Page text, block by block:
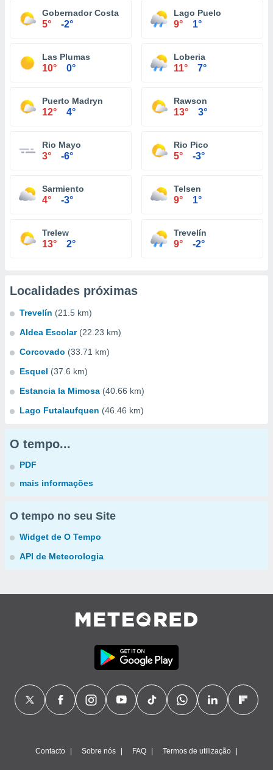
Gobernador Costa
5° -2°
Lago Puelo
9° 1°
Las Plumas
10° 0°
Loberia
11° 7°
Puerto Madryn
12° 4°
Rawson
13° 3°
Rio Mayo
3° -6°
Rio Pico
5° -3°
Sarmiento
4° -3°
Telsen
9° 1°
Trelew
13° 2°
Trevelín
9° -2°
Localidades próximas
Trevelín (21.5 km)
Aldea Escolar (22.23 km)
Corcovado (33.71 km)
Esquel (37.6 km)
Estancia la Mimosa (40.66 km)
Lago Futalaufquen (46.46 km)
O tempo...
PDF
mais informações
O tempo no seu Site
Widget de O Tempo
API de Meteorologia
Contacto Sobre nós FAQ Termos de utilização